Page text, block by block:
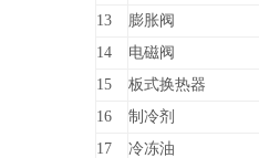
13
膨胀阀
14
电磁阀
15
板式换热器
16
制冷剂
17
冷冻油